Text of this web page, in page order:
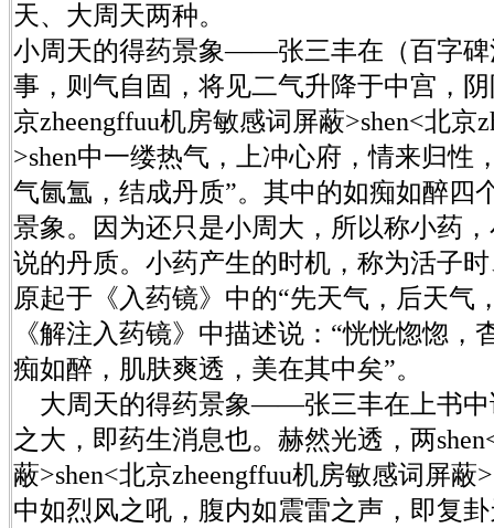
天、大周天两种。
小周天的得药景象——张三丰在（百字碑
事，则气自固，将见二气升降于中宫，
京zheengffuu机房敏感词屏蔽>shen<北京
>shen中一缕热气，上冲心府，情来归性
气氤氲，结成丹质”。其中的如痴如醉四
景象。因为还只是小周大，所以称小药
说的丹质。小药产生的时机，称为活子
原起于《入药镜》中的“先天气，后天气
《解注入药镜》中描述说：“恍恍惚惚
痴如醉，肌肤爽透，美在其中矣”。
大周天的得药景象——张三丰在上书中
之大，即药生消息也。赫然光透，两
蔽>shen<北京zheengffuu机房敏感词屏
中如烈风之吼，腹内如震雷之声，即复